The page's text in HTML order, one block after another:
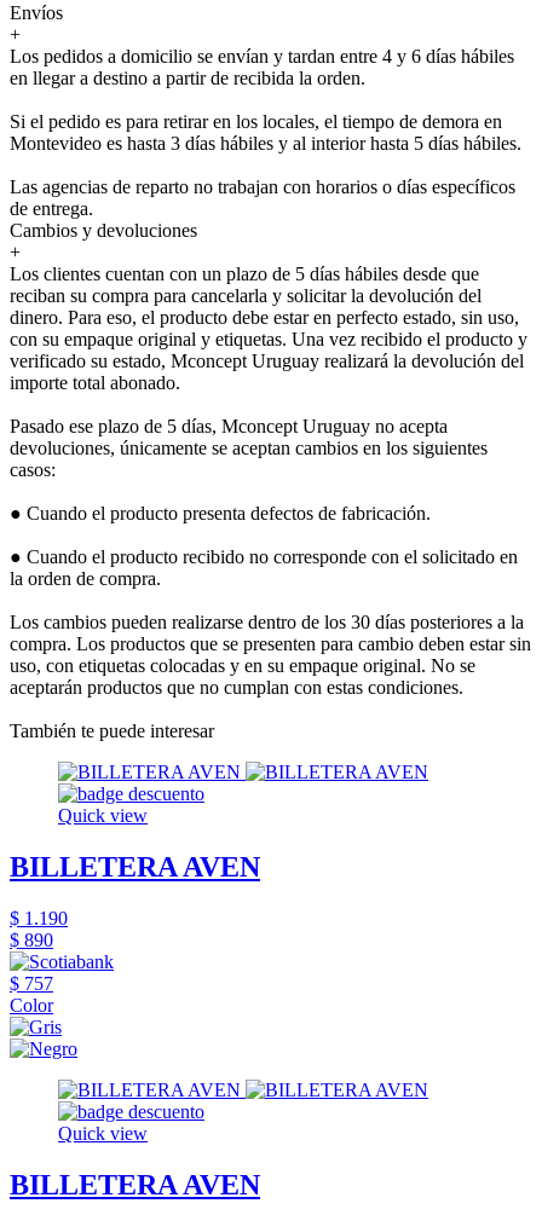
Envíos
+
Los pedidos a domicilio se envían y tardan entre 4 y 6 días hábiles
en llegar a destino a partir de recibida la orden.
Si el pedido es para retirar en los locales, el tiempo de demora en
Montevideo es hasta 3 días hábiles y al interior hasta 5 días hábiles.
Las agencias de reparto no trabajan con horarios o días específicos
de entrega.
Cambios y devoluciones
+
Los clientes cuentan con un plazo de 5 días hábiles desde que
reciban su compra para cancelarla y solicitar la devolución del
dinero. Para eso, el producto debe estar en perfecto estado, sin uso,
con su empaque original y etiquetas. Una vez recibido el producto y
verificado su estado, Mconcept Uruguay realizará la devolución del
importe total abonado.
Pasado ese plazo de 5 días, Mconcept Uruguay no acepta
devoluciones, únicamente se aceptan cambios en los siguientes
casos:
● Cuando el producto presenta defectos de fabricación.
● Cuando el producto recibido no corresponde con el solicitado en
la orden de compra.
Los cambios pueden realizarse dentro de los 30 días posteriores a la
compra. Los productos que se presenten para cambio deben estar sin
uso, con etiquetas colocadas y en su empaque original. No se
aceptarán productos que no cumplan con estas condiciones.
También te puede interesar
Quick view
BILLETERA AVEN
$ 1.190
$ 890
$ 757
Color
Quick view
BILLETERA AVEN